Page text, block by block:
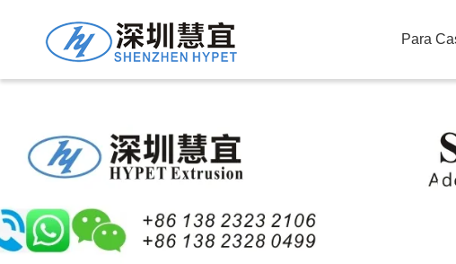
Para